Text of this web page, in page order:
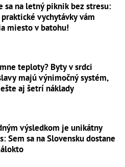
sa na letný piknik bez stresu:
vychytávky vám
miesto v batohu!
teploty? Byty v srdci
majú výnimočný systém,
aj šetrí náklady
výsledkom je unikátny
Sem sa na Slovensku dostane